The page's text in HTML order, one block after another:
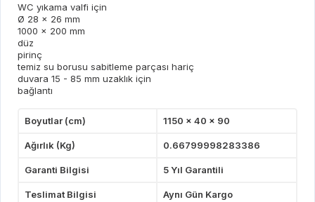
WC yıkama valfi için
Ø 28 x 26 mm
1000 x 200 mm
düz
pirinç
temiz su borusu sabitleme parçası hariç
duvara 15 - 85 mm uzaklık için
bağlantı
Boyutlar (cm) 1150 x 40 x 90
Ağırlık (Kg) 0.66799998283386
Garanti Bilgisi 5 Yıl Garantili
Teslimat Bilgisi Aynı Gün Kargo